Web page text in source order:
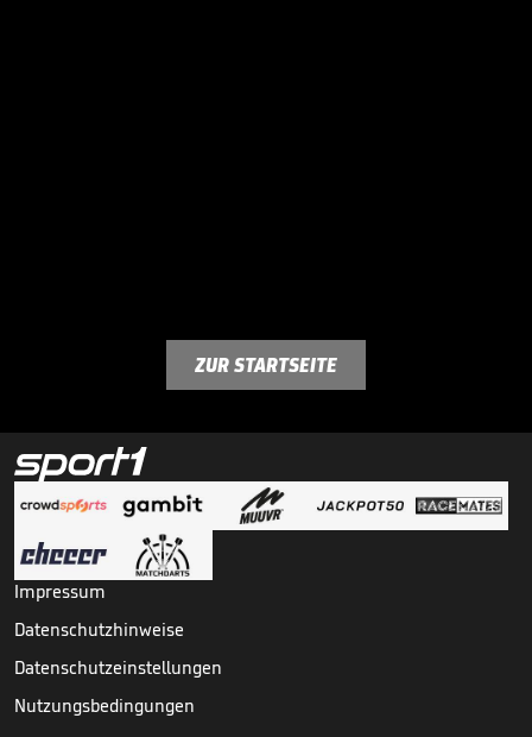
ZUR STARTSEITE
Impressum
Datenschutzhinweise
Datenschutzeinstellungen
Nutzungsbedingungen